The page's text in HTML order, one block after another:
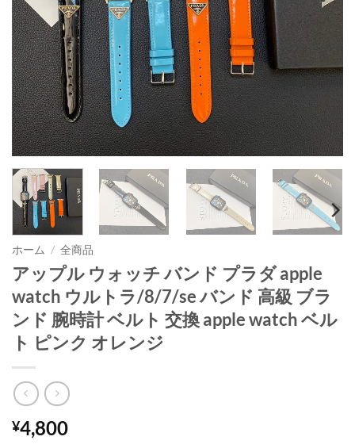
ホーム / 全商品
アップル ウォッチ バンド プラダ apple
watch ウルトラ/8/7/se バンド 高級 ブラ
ンド 腕時計 ベルト 交換 apple watch ベル
ト ピンク オレンジ
¥4,800